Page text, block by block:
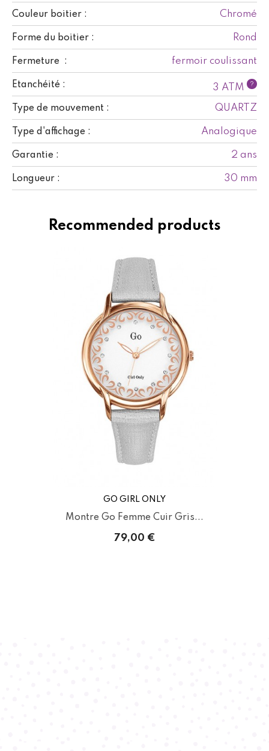
Couleur boitier : Chromé
Forme du boitier : Rond
Fermeture : fermoir coulissant
Etanchéité : 3 ATM ?
Type de mouvement : QUARTZ
Type d'affichage : Analogique
Garantie : 2 ans
Longueur : 30 mm
Recommended products
GO GIRL ONLY
Montre Go Femme Cuir Gris...
79,00 €